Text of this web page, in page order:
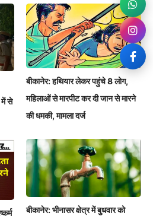
में से
बीकानेर: हथियार लेकर पहुंचे 8 लोग,
महिलाओं से मारपीट कर दी जान से मारने
की धमकी, मामला दर्ज
बीकानेर: भीनासर क्षेत्र में बुधवार को